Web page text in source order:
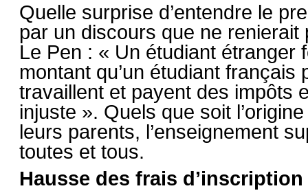
Quelle surprise d’entendre le
par un discours que ne
Le Pen : « Un étudiant étranger
montant qu’un étudiant
travaillent et payent des impôts
injuste ». Quels que soit
leurs parents, l’enseignement
toutes et tous.
Hausse des frais